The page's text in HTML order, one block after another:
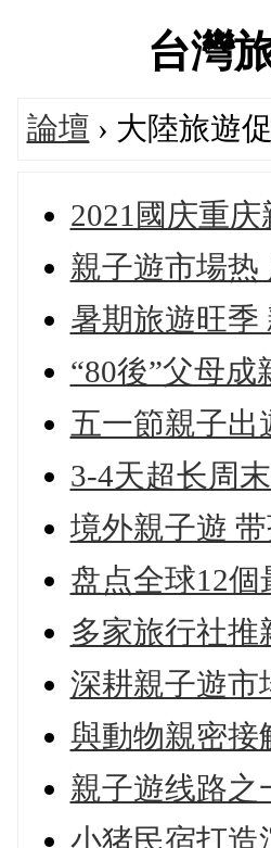
台灣
論壇 › 大陸旅遊
2021國庆重
親子遊市場热
暑期旅遊旺季
“80後”父母
五一節親子出
3-4天超长周
境外親子遊
盘点全球12
多家旅行社推
深耕親子遊市
與動物親密接
親子遊线路之
小猪民宿打造